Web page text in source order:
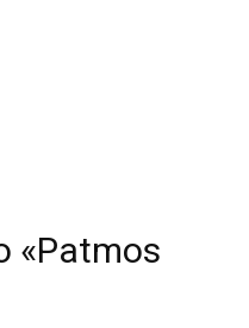
«Patmos